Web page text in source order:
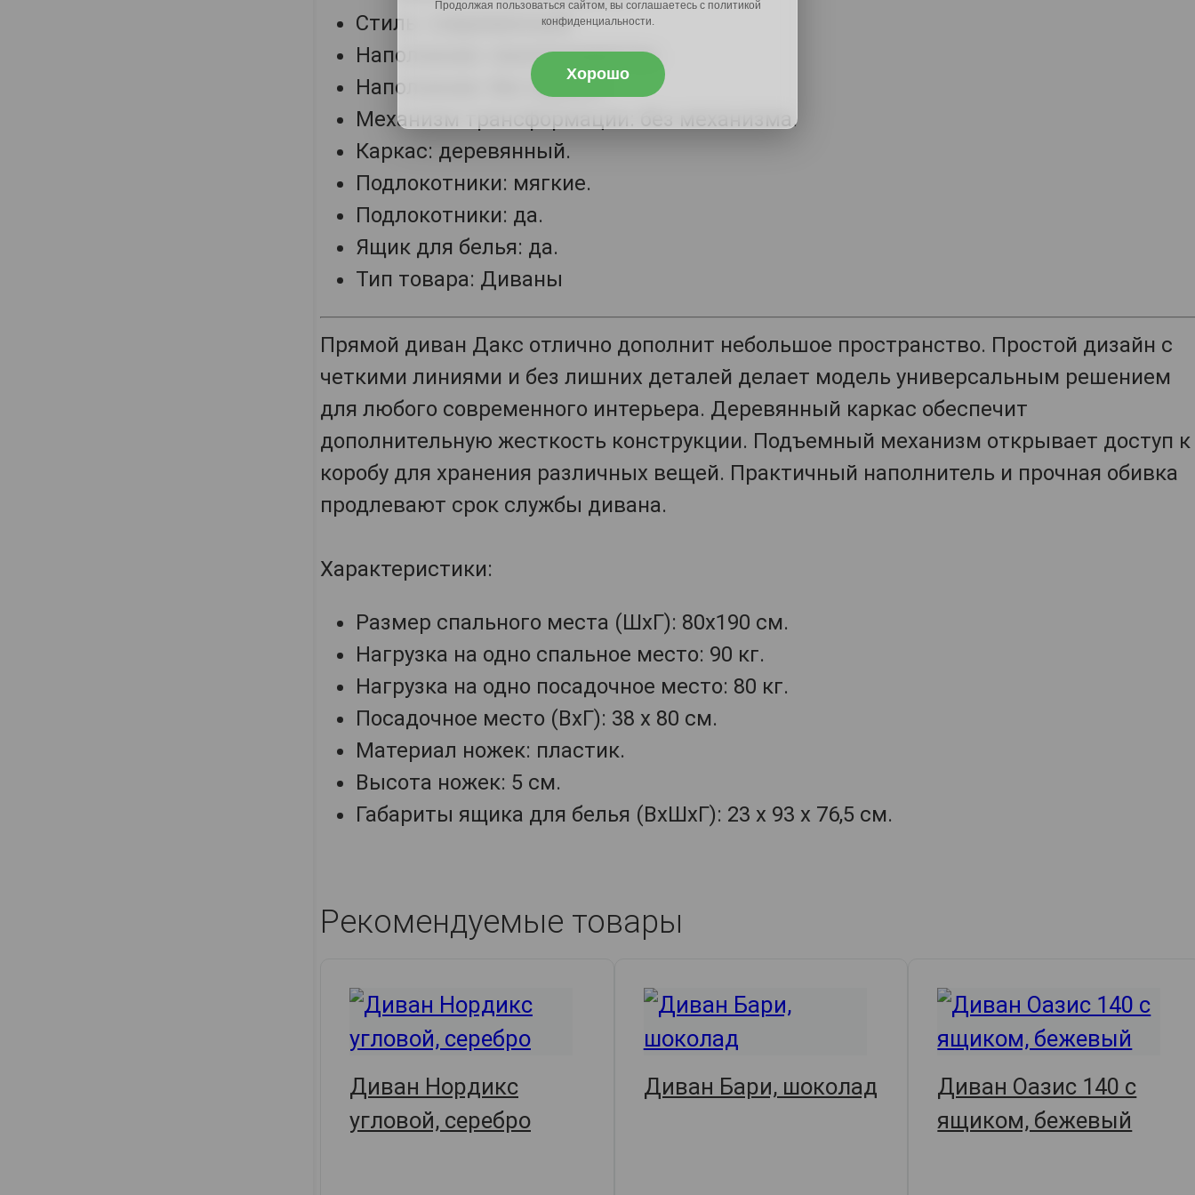
Стиль: современный.
Наполнение: пенополиуретан.
Наполнение: без пружин.
Механизм трансформации: без механизма.
Каркас: деревянный.
Подлокотники: мягкие.
Подлокотники: да.
Ящик для белья: да.
Тип товара: Диваны
Прямой диван Дакс отлично дополнит небольшое пространство. Простой дизайн с
четкими линиями и без лишних деталей делает модель универсальным решением
для любого современного интерьера. Деревянный каркас обеспечит
дополнительную жесткость конструкции. Подъемный механизм открывает доступ к
коробу для хранения различных вещей. Практичный наполнитель и прочная обивка
продлевают срок службы дивана.
Характеристики:
Размер спального места (ШхГ): 80х190 см.
Нагрузка на одно спальное место: 90 кг.
Нагрузка на одно посадочное место: 80 кг.
Посадочное место (ВхГ): 38 х 80 см.
Материал ножек: пластик.
Высота ножек: 5 см.
Габариты ящика для белья (ВхШхГ): 23 х 93 х 76,5 см.
Рекомендуемые товары
Диван Нордикс
угловой, серебро
Диван Бари, шоколад
Диван Оазис 140 с
ящиком, бежевый
Продолжая пользоваться сайтом, вы соглашаетесь с политикой
конфиденциальности.
Хорошо